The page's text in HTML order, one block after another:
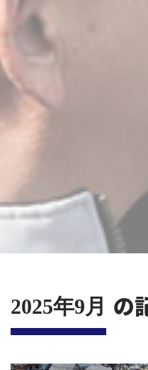
2025年9月 の